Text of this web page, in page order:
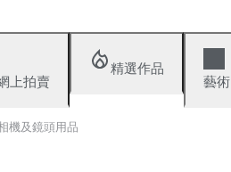
上拍賣
精選作品
藝術
機及鏡頭用品